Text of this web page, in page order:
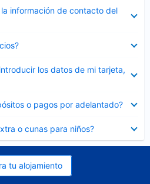
información de contacto del
los datos de mi tarjeta,
o pagos por adelantado?
o cunas para niños?
tu alojamiento